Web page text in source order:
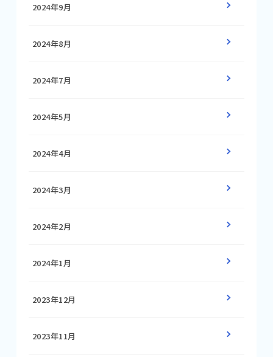
2024年9月
2024年8月
2024年7月
2024年5月
2024年4月
2024年3月
2024年2月
2024年1月
2023年12月
2023年11月